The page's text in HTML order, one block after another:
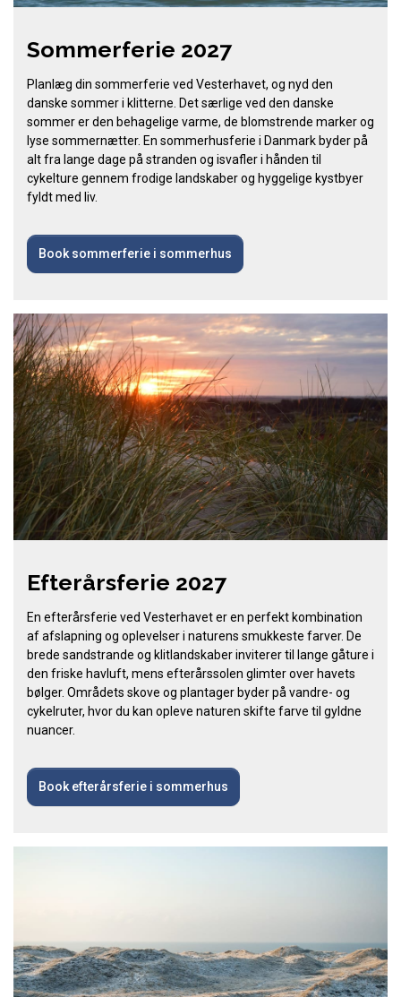
Sommerferie 2027
Planlæg din sommerferie ved Vesterhavet, og nyd den
danske sommer i klitterne. Det særlige ved den danske
sommer er den behagelige varme, de blomstrende marker og
lyse sommernætter. En sommerhusferie i Danmark byder på
alt fra lange dage på stranden og isvafler i hånden til
cykelture gennem frodige landskaber og hyggelige kystbyer
fyldt med liv.
Book sommerferie i sommerhus
Efterårsferie 2027
En efterårsferie ved Vesterhavet er en perfekt kombination
af afslapning og oplevelser i naturens smukkeste farver. De
brede sandstrande og klitlandskaber inviterer til lange gåture i
den friske havluft, mens efterårssolen glimter over havets
bølger. Områdets skove og plantager byder på vandre- og
cykelruter, hvor du kan opleve naturen skifte farve til gyldne
nuancer.
Book efterårsferie i sommerhus